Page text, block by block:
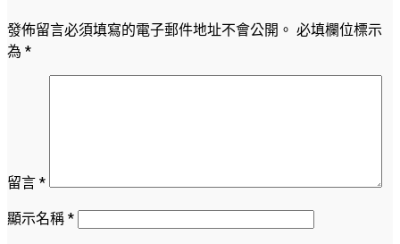
發佈留言必須填寫的電子郵件地址不會公開。 必填欄位標示
為 *
留言 *
顯示名稱 *